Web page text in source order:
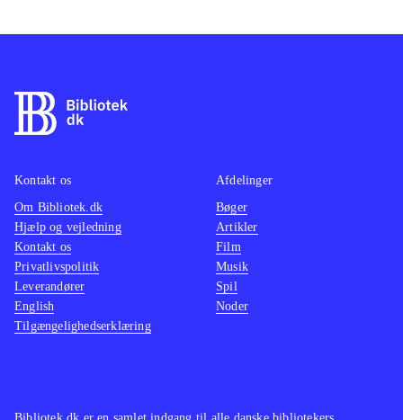
Kontakt os
Om Bibliotek.dk
Hjælp og vejledning
Kontakt os
Privatlivspolitik
Leverandører
English
Tilgængelighedserklæring
Afdelinger
Bøger
Artikler
Film
Musik
Spil
Noder